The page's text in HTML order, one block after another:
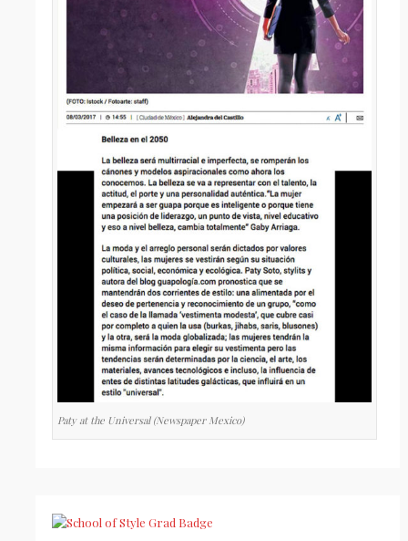
Paty at the Universal (Newspaper Mexico)